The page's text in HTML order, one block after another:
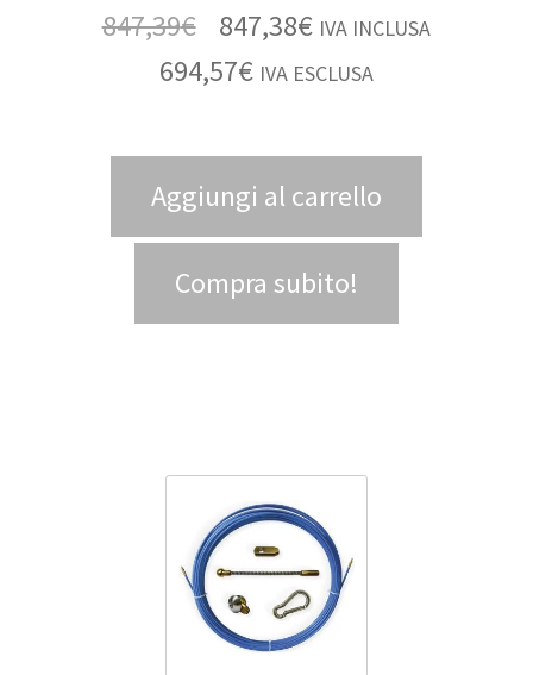
847,39€ 847,38€ IVA INCLUSA
694,57€ IVA ESCLUSA
Aggiungi al carrello
Compra subito!